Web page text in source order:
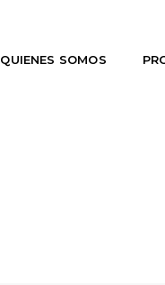
QUIENES SOMOS